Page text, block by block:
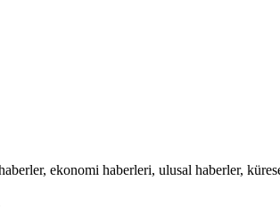
ekonomi haberleri, ulusal haberler,